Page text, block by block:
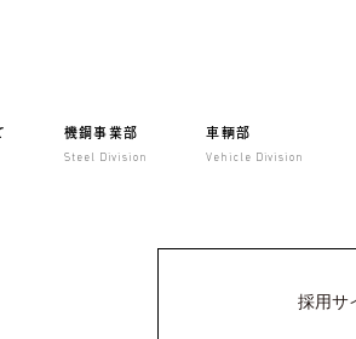
機鋼事業部
Steel Division
車輌部
Vehicle Division
採用サ